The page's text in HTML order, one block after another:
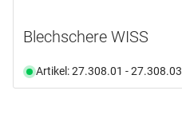
Blechschere WISS
Artikel: 27.308.01 - 27.308.03